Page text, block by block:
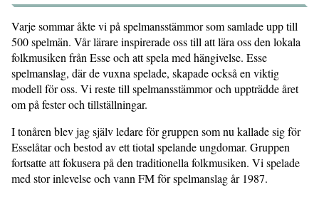
Varje sommar åkte vi på spelmansstämmor som samlade upp till
500 spelmän. Vår lärare inspirerade oss till att lära oss den lokala
folkmusiken från Esse och att spela med hängivelse. Esse
spelmanslag, där de vuxna spelade, skapade också en viktig
modell för oss. Vi reste till spelmansstämmor och uppträdde året
om på fester och tillställningar.
I tonåren blev jag själv ledare för gruppen som nu kallade sig för
Esselåtar och bestod av ett tiotal spelande ungdomar. Gruppen
fortsatte att fokusera på den traditionella folkmusiken. Vi spelade
med stor inlevelse och vann FM för spelmanslag år 1987.